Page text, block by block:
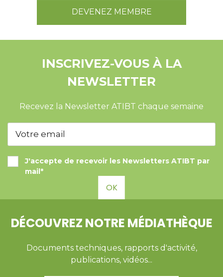
DEVENEZ MEMBRE
INSCRIVEZ-VOUS À LA
NEWSLETTER
Recevez la Newsletter ATIBT chaque semaine
J'accepte de recevoir les Newsletters ATIBT par
mail*
OK
DÉCOUVREZ NOTRE MÉDIATHÈQUE
Documents techniques, rapports d'activité,
publications, vidéos...